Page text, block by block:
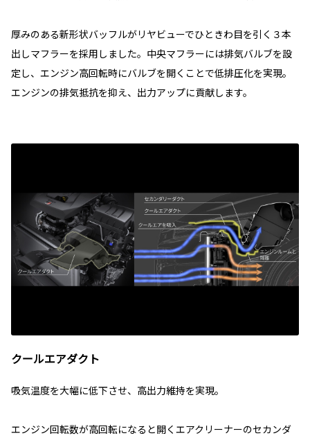
厚みのある新形状バッフルがリヤビューでひときわ目を引く３本
出しマフラーを採用しました。中央マフラーには排気バルブを設
定し、エンジン高回転時にバルブを開くことで低排圧化を実現。
エンジンの排気抵抗を抑え、出力アップに貢献します。
クールエアダクト
吸気温度を大幅に低下させ、高出力維持を実現。
エンジン回転数が高回転になると開くエアクリーナーのセカンダ